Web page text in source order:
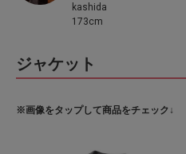
kashida
173cm
ジャケット
※画像をタップして商品をチェック↓